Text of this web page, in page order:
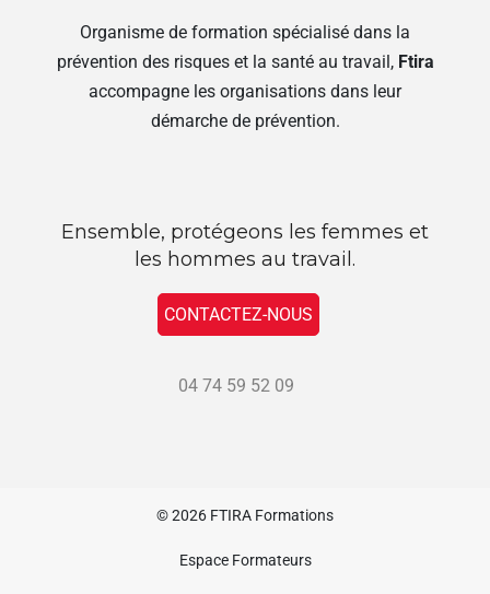
Organisme de formation spécialisé dans la
prévention des risques et la santé au travail, Ftira
accompagne les organisations dans leur
démarche de prévention.
Ensemble, protégeons les femmes et
les hommes au travail.
CONTACTEZ-NOUS
04 74 59 52 09
© 2026 FTIRA Formations
Espace Formateurs